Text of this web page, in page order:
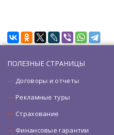
ПОЛЕЗНЫЕ СТРАНИЦЫ
Договоры и отчеты
Рекламные туры
Страхование
Финансовые гарантии